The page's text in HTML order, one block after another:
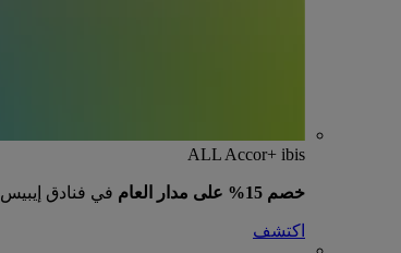
ALL Accor+ ibis
خصم 15% على مدار العام في فنادق إيبيس
اكتشف